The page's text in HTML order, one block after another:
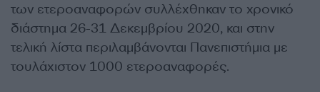
των ετεροαναφορών συλλέχθηκαν το χρονικό
διάστημα 26-31 Δεκεμβρίου 2020, και στην
τελική λίστα περιλαμβάνονται Πανεπιστήμια με
τουλάχιστον 1000 ετεροαναφορές.